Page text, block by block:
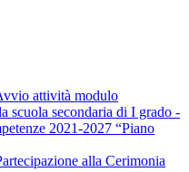
attività modulo
scuola secondaria di I grado -
2021-2027 “Piano
alla Cerimonia